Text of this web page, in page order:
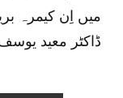
میں اِن کیمرہ
ڈاکٹر معید